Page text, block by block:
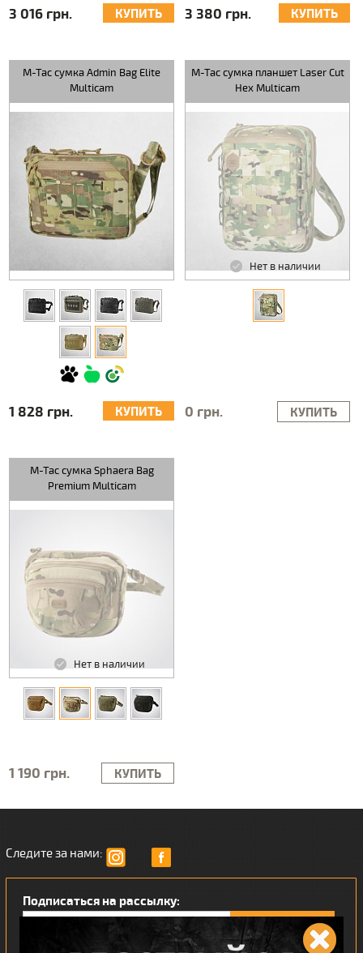
3 016 грн. КУПИТЬ 3 380 грн. КУПИТЬ
M-Tac сумка Admin Bag Elite
Multicam
1 828 грн. КУПИТЬ
M-Tac сумка планшет Laser Cut
Hex Multicam
Нет в наличии
0 грн. КУПИТЬ
M-Tac сумка Sphaera Bag
Premium Multicam
Нет в наличии
1 190 грн. КУПИТЬ
Следите за нами:
Подписаться на рассылку: